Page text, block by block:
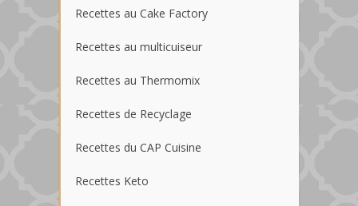
Recettes au Cake Factory
Recettes au multicuiseur
Recettes au Thermomix
Recettes de Recyclage
Recettes du CAP Cuisine
Recettes Keto